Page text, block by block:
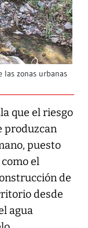
las zonas urbanas
que el riesgo
produzcan
puesto
el
de
desde
agua